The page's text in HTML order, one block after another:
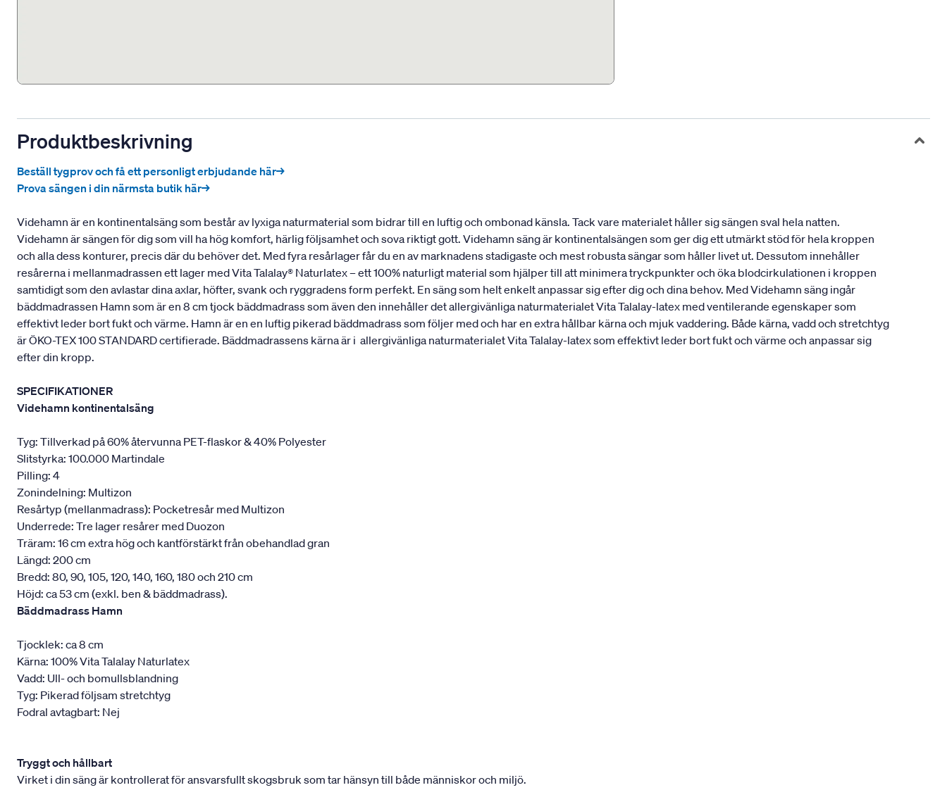
Produktbeskrivning
Beställ tygprov och få ett personligt erbjudande här→
Prova sängen i din närmsta butik här→
Videhamn är en kontinentalsäng som består av lyxiga naturmaterial som bidrar till en luftig och ombonad känsla. Tack vare materialet håller sig sängen sval hela natten.
Videhamn är sängen för dig som vill ha hög komfort, härlig följsamhet och sova riktigt gott. Videhamn säng är kontinentalsängen som ger dig ett utmärkt stöd för hela kroppen
och alla dess konturer, precis där du behöver det. Med fyra resårlager får du en av marknadens stadigaste och mest robusta sängar som håller livet ut. Dessutom innehåller
resårerna i mellanmadrassen ett lager med Vita Talalay® Naturlatex – ett 100% naturligt material som hjälper till att minimera tryckpunkter och öka blodcirkulationen i kroppen
samtidigt som den avlastar dina axlar, höfter, svank och ryggradens form perfekt. En säng som helt enkelt anpassar sig efter dig och dina behov. Med Videhamn säng ingår
bäddmadrassen Hamn som är en 8 cm tjock bäddmadrass som även den innehåller det allergivänliga naturmaterialet Vita Talalay-latex med ventilerande egenskaper som
effektivt leder bort fukt och värme. Hamn är en en luftig pikerad bäddmadrass som följer med och har en extra hållbar kärna och mjuk vaddering. Både kärna, vadd och stretchtyg
är ÖKO-TEX 100 STANDARD certifierade. Bäddmadrassens kärna är i allergivänliga naturmaterialet Vita Talalay-latex som effektivt leder bort fukt och värme och anpassar sig
efter din kropp.
SPECIFIKATIONER
Videhamn kontinentalsäng
Tyg: Tillverkad på 60% återvunna PET-flaskor & 40% Polyester
Slitstyrka: 100.000 Martindale
Pilling: 4
Zonindelning: Multizon
Resårtyp (mellanmadrass): Pocketresår med Multizon
Underrede: Tre lager resårer med Duozon
Träram: 16 cm extra hög och kantförstärkt från obehandlad gran
Längd: 200 cm
Bredd: 80, 90, 105, 120, 140, 160, 180 och 210 cm
Höjd: ca 53 cm (exkl. ben & bäddmadrass).
Bäddmadrass Hamn
Tjocklek: ca 8 cm
Kärna: 100% Vita Talalay Naturlatex
Vadd: Ull- och bomullsblandning
Tyg: Pikerad följsam stretchtyg
Fodral avtagbart: Nej
Tryggt och hållbart
Virket i din säng är kontrollerat för ansvarsfullt skogsbruk som tar hänsyn till både människor och miljö.